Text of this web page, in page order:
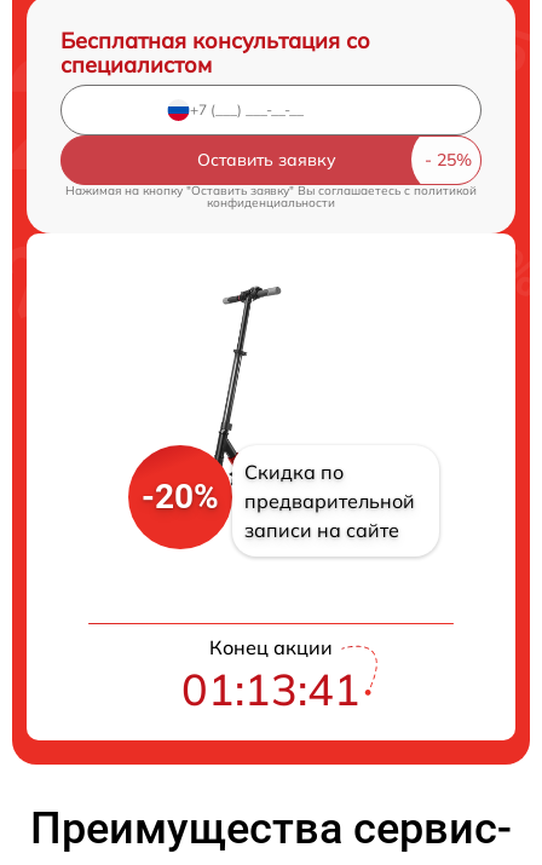
Бесплатная консультация со
специалистом
Оставить заявку
Нажимая на кнопку "Оставить заявку" Вы соглашаетесь cполитикой
конфиденциальности
-20%
Скидка по
предварительной
записи на сайте
Конец акции
01:13:41
Преимущества сервис-